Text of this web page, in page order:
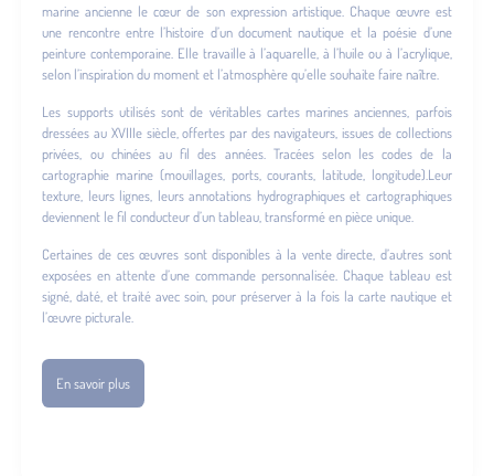
marine ancienne le cœur de son expression artistique. Chaque œuvre est
une rencontre entre l’histoire d’un document nautique et la poésie d’une
peinture contemporaine. Elle travaille à l’aquarelle, à l’huile ou à l’acrylique,
selon l’inspiration du moment et l’atmosphère qu’elle souhaite faire naître.
Les supports utilisés sont de véritables cartes marines anciennes, parfois
dressées au XVIIIe siècle, offertes par des navigateurs, issues de collections
privées, ou chinées au fil des années. Tracées selon les codes de la
cartographie marine (mouillages, ports, courants, latitude, longitude).Leur
texture, leurs lignes, leurs annotations hydrographiques et cartographiques
deviennent le fil conducteur d’un tableau, transformé en pièce unique.
Certaines de ces œuvres sont disponibles à la vente directe, d’autres sont
exposées en attente d’une commande personnalisée. Chaque tableau est
signé, daté, et traité avec soin, pour préserver à la fois la carte nautique et
l’œuvre picturale.
En savoir plus